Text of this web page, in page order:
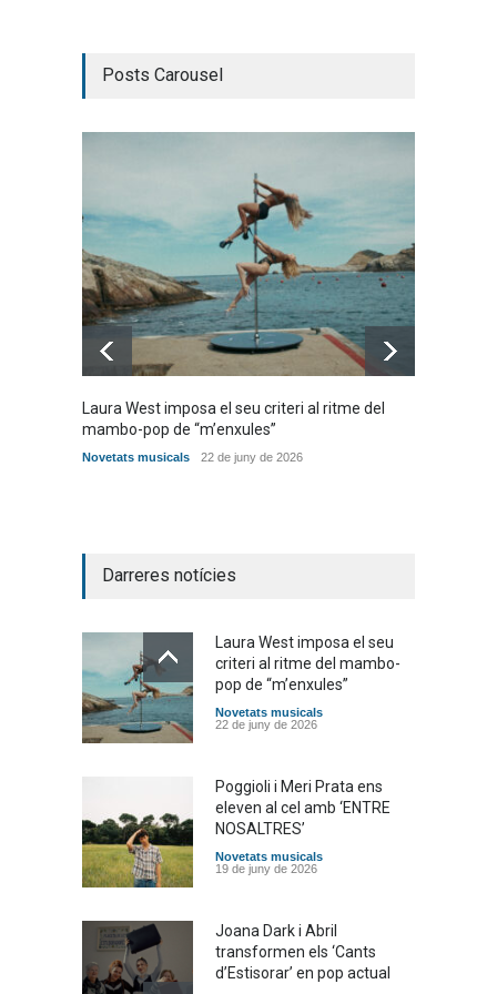
Posts Carousel
Laura West imposa el seu criteri al ritme del
mambo-pop de “m’enxules”
Novetats musicals 22 de juny de 2026
Darreres notícies
Laura West imposa el seu
criteri al ritme del mambo-
pop de “m’enxules”
Novetats musicals
22 de juny de 2026
Poggioli i Meri Prata ens
eleven al cel amb ‘ENTRE
NOSALTRES’
Novetats musicals
19 de juny de 2026
Joana Dark i Abril
transformen els ‘Cants
d’Estisorar’ en pop actual